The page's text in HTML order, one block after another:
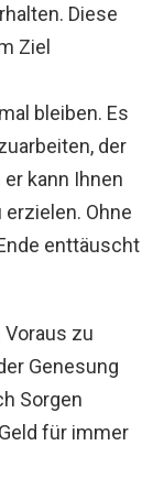
Diese
Ziel
bleiben. Es
der
kann Ihnen
Ohne
enttäuscht
zu
Genesung
Sorgen
für immer